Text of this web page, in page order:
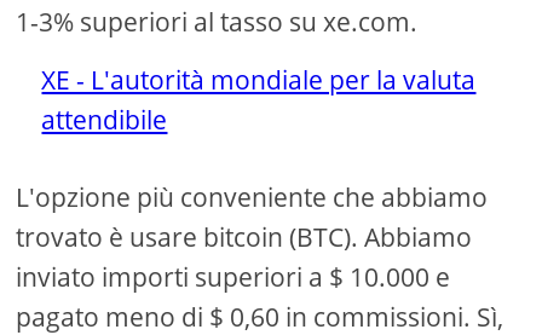
1-3% superiori al tasso su xe.com.
XE - L'autorità mondiale per la valuta
attendibile
L'opzione più conveniente che abbiamo
trovato è usare bitcoin (BTC). Abbiamo
inviato importi superiori a $ 10.000 e
pagato meno di $ 0,60 in commissioni. Sì,